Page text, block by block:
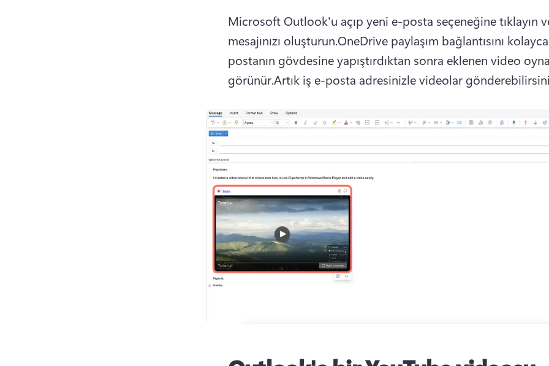
Microsoft Outlook'u açıp yeni e-posta seçeneğine tıklayın
mesajınızı oluşturun.OneDrive paylaşım bağlantısını
postanın gövdesine yapıştırdıktan sonra eklenen video
görünür.Artık iş e-posta adresinizle videolar